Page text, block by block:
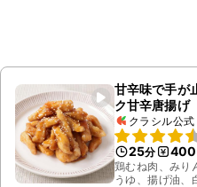
甘辛味で手が
ク甘辛唐揚げ
クラシル公式
25分 400
鶏むね肉、みり
うゆ、揚げ油、